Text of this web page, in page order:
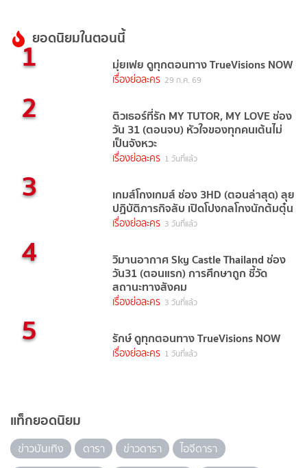
ยอดนิยมในตอนนี้
1 มุ่ยเฟย ดูทุกตอนทาง TrueVisions NOW
เรื่องย่อละคร 29 ก.ค. 69
2 ติวเธอร์ที่รัก MY TUTOR, MY LOVE ช่อง
วัน 31 (ตอนจบ) หัวใจของทุกคนเต้นไม่
เป็นจังหวะ
เรื่องย่อละคร 1 วันที่แล้ว
3 เกมส์โกงเกมส์ ช่อง 3HD (ตอนล่าสุด) ลุย
ปฏิบัติภารกิจลับ เปิดโปงกลโกงนักต้มตุ๋น
เรื่องย่อละคร 3 วันที่แล้ว
4 วิมานอากาศ Sky Castle Thailand ช่อง
วัน31 (ตอนแรก) การศึกษาถูก ชี้วัด
สถานะทางสังคม
เรื่องย่อละคร 3 วันที่แล้ว
5 รักษ์ ดูทุกตอนทาง TrueVisions NOW
เรื่องย่อละคร 1 วันที่แล้ว
แท็กยอดนิยม
ข่าวบันเทิง ดารา ข่าวดารา
ไอจีดารา